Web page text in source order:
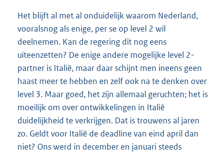
Het blijft al met al onduidelijk waarom Nederland,
vooralsnog als enige, per se op level 2 wil
deelnemen. Kan de regering dit nog eens
uiteenzetten? De enige andere mogelijke level 2-
partner is Italië, maar daar schijnt men ineens geen
haast meer te hebben en zelf ook na te denken over
level 3. Maar goed, het zijn allemaal geruchten; het is
moeilijk om over ontwikkelingen in Italië
duidelijkheid te verkrijgen. Dat is trouwens al jaren
zo. Geldt voor Italië de deadline van eind april dan
niet? Ons werd in december en januari steeds